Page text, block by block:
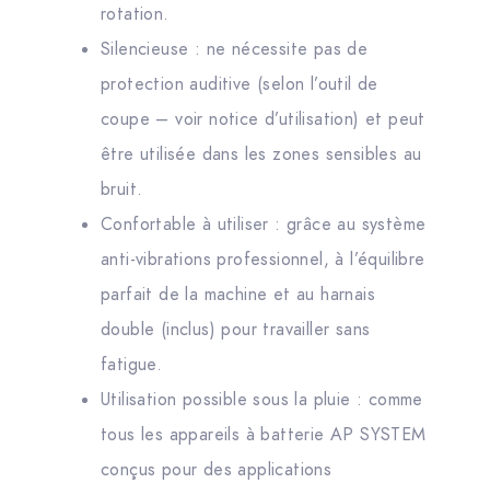
rotation.
Silencieuse : ne nécessite pas de
protection auditive (selon l’outil de
coupe – voir notice d’utilisation) et peut
être utilisée dans les zones sensibles au
bruit.
Confortable à utiliser : grâce au système
anti-vibrations professionnel, à l’équilibre
parfait de la machine et au harnais
double (inclus) pour travailler sans
fatigue.
Utilisation possible sous la pluie : comme
tous les appareils à batterie AP SYSTEM
conçus pour des applications